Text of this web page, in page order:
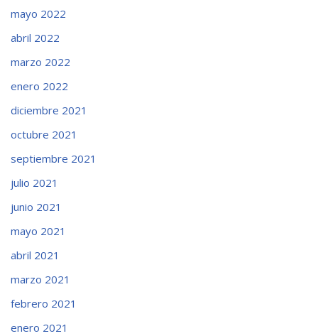
mayo 2022
abril 2022
marzo 2022
enero 2022
diciembre 2021
octubre 2021
septiembre 2021
julio 2021
junio 2021
mayo 2021
abril 2021
marzo 2021
febrero 2021
enero 2021